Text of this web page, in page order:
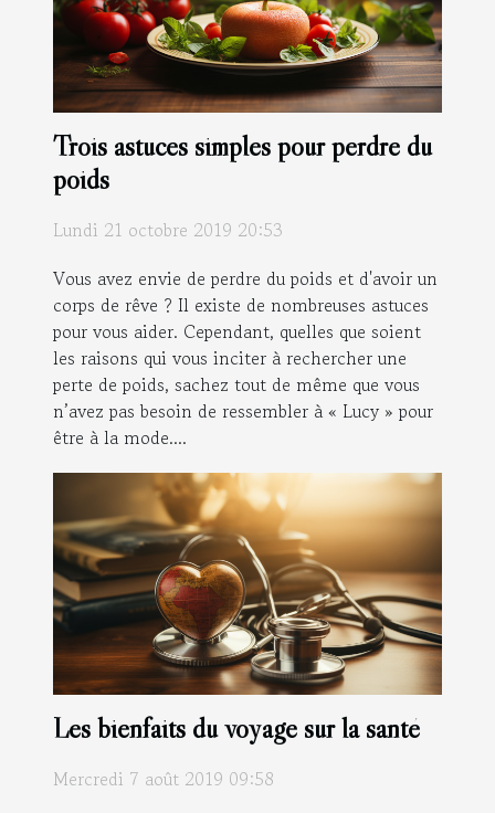
Trois astuces simples pour perdre du
poids
Lundi 21 octobre 2019 20:53
Vous avez envie de perdre du poids et d'avoir un
corps de rêve ? Il existe de nombreuses astuces
pour vous aider. Cependant, quelles que soient
les raisons qui vous inciter à rechercher une
perte de poids, sachez tout de même que vous
n’avez pas besoin de ressembler à « Lucy » pour
être à la mode....
Les bienfaits du voyage sur la santé
Mercredi 7 août 2019 09:58